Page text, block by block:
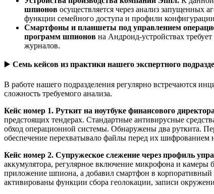
шпионов осуществляется через анализ запущенных
функции семейного доступа и профили
Смартфоны и планшеты под управлением
программ шпионов на Андроид-устройствах
журналов.
▶️ Семь кейсов из практики нашего экспертного
В работе нашего подразделения регулярно встречаются
сложность требуемого анализа.
Кейс номер 1. Руткит на ноутбуке финансового
предстоящих тендерах. Стандартные антивирусные
обход операционной системы. Обнаружены два руткита.
обеспечение перехватывало файлы перед их шифрованием
Кейс номер 2. Супружеское слежение через профиль
аккумулятора, регулярное включение микрофона и камеры
приложение шпиона, а добавил смартфон в
активированы функции сбора геолокации, записи